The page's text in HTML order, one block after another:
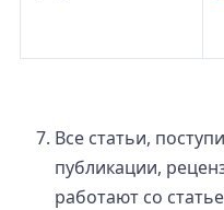
Все статьи,
публикации,
работают со